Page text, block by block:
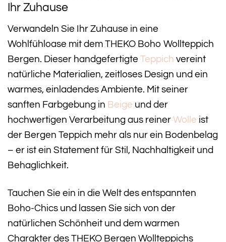
Ihr Zuhause
Verwandeln Sie Ihr Zuhause in eine
Wohlfühloase mit dem THEKO Boho Wollteppich
Bergen. Dieser handgefertigte Teppich vereint
natürliche Materialien, zeitloses Design und ein
warmes, einladendes Ambiente. Mit seiner
sanften Farbgebung in Beige und der
hochwertigen Verarbeitung aus reiner Wolle ist
der Bergen Teppich mehr als nur ein Bodenbelag
– er ist ein Statement für Stil, Nachhaltigkeit und
Behaglichkeit.
Tauchen Sie ein in die Welt des entspannten
Boho-Chics und lassen Sie sich von der
natürlichen Schönheit und dem warmen
Charakter des THEKO Bergen Wollteppichs